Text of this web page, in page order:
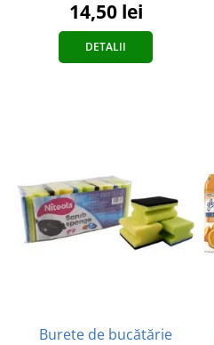
14,50 lei
DETALII
Burete de bucătărie